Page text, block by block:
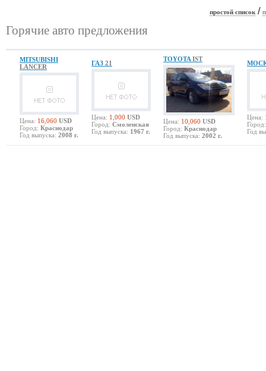
простой список/
Горячие авто предложения
MITSUBISHI
LANCER
Цена: 16,060 USD
Город: Краснодар
Год выпуска: 2008 г.
ГАЗ 21
Цена: 1,000 USD
Город: Смоленская
Год выпуска: 1967 г.
TOYOTA IST
Цена: 10,060 USD
Город: Краснодар
Год выпуска: 2002 г.
Цена:
Город:
Год